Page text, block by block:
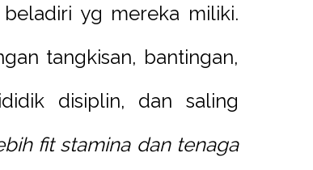
yg mereka miliki.
tangkisan, bantingan,
disiplin, dan saling
fit stamina dan tenaga